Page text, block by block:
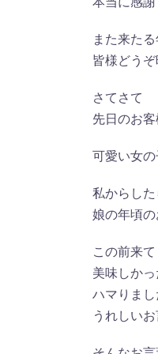
また来た
皆様どう
さてさて
先日のお客
可愛い女
私からした
娘の年頃
この前来て
美味しか
ハマりまし
うれしい